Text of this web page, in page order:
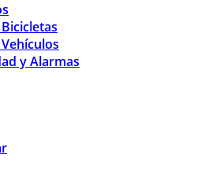
y Alarmas